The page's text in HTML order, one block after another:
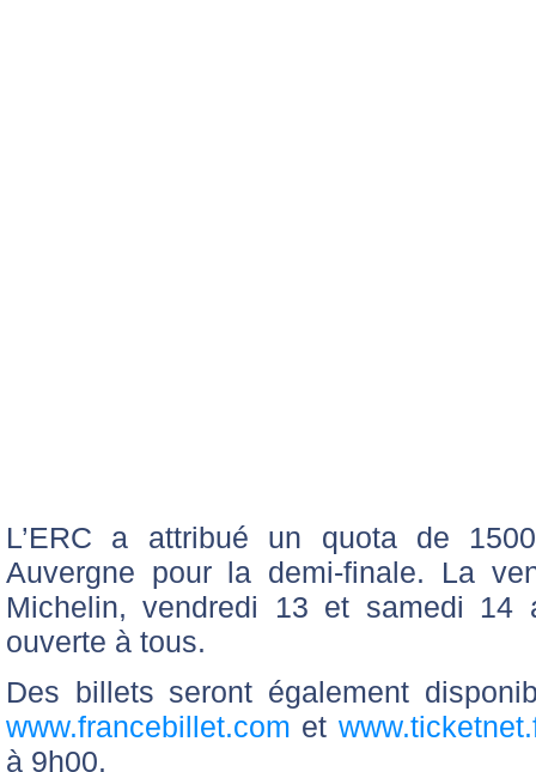
L’ERC a attribué un quota de
Auvergne pour la demi-finale. La
Michelin, vendredi 13 et samedi
ouverte à tous.
Des billets seront également
www.francebillet.com et
à 9h00.